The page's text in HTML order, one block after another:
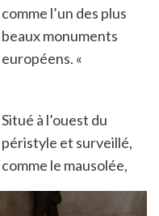
comme l’un des plus
beaux monuments
européens. «
Situé à l’ouest du
péristyle et surveillé,
comme le mausolée,